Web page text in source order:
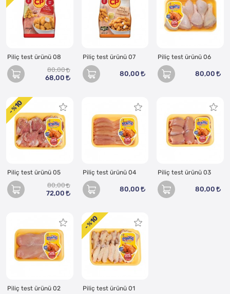
Piliç test ürünü 08
80,00
68,00
Piliç test ürünü 07
80,00
Piliç test ürünü 06
80,00
Piliç test ürünü 05
80,00
72,00
- %
10
Piliç test ürünü 04
80,00
Piliç test ürünü 03
80,00
Piliç test ürünü 02
Piliç test ürünü 01
- %
10